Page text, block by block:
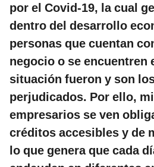
por el Covid-19, la cual
dentro del desarrollo
personas que cuentan
negocio o se encuentren
situación fueron y son
perjudicados. Por ello,
empresarios se ven
créditos accesibles y de
lo que genera que cada